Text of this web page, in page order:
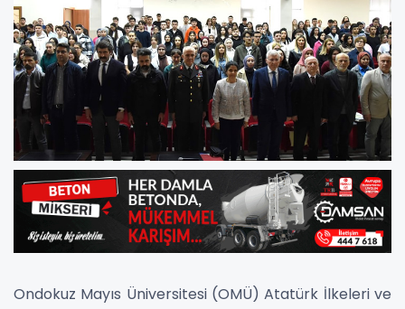
Ondokuz Mayıs Üniversitesi (OMÜ) Atatürk İlkeleri ve